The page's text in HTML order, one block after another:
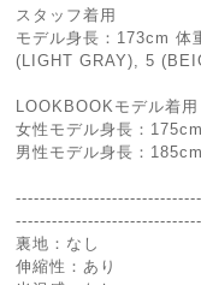
スタッフ着用
モデル身長：173cm
(LIGHT GRAY), 5
LOOKBOOKモデル着用
女性モデル身長：
男性モデル身長：
裏地：なし
伸縮性：あり